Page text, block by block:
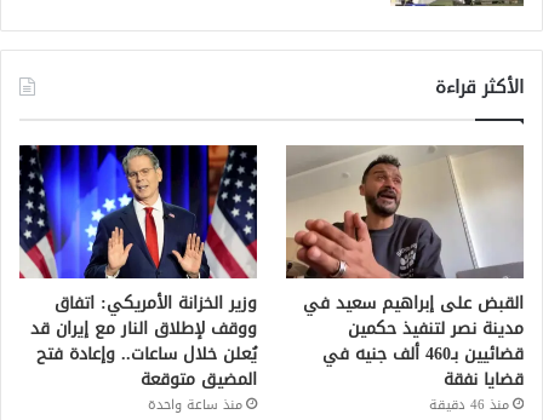
الأكثر قراءة
القبض على إبراهيم سعيد في
مدينة نصر لتنفيذ حكمين
قضائيين بـ460 ألف جنيه في
قضايا نفقة
منذ 46 دقيقة
وزير الخزانة الأمريكي: اتفاق
ووقف لإطلاق النار مع إيران قد
يُعلن خلال ساعات.. وإعادة فتح
المضيق متوقعة
منذ ساعة واحدة